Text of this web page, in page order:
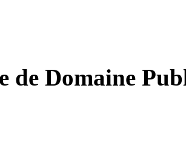
de Domaine